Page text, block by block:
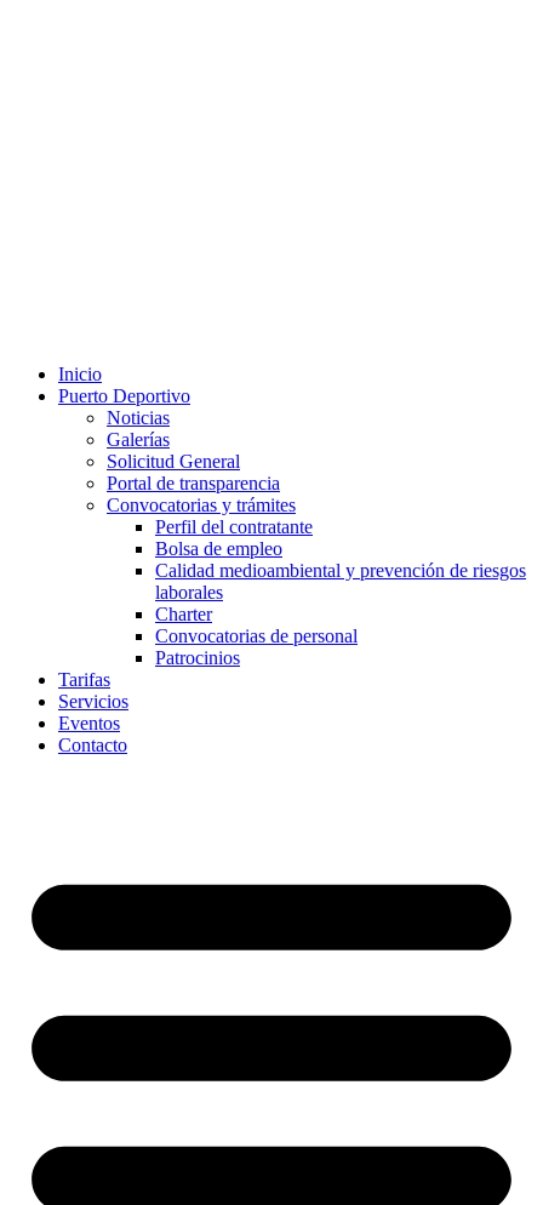
Inicio
Puerto Deportivo
Noticias
Galerías
Solicitud General
Portal de transparencia
Convocatorias y trámites
Perfil del contratante
Bolsa de empleo
Calidad medioambiental y prevención de riesgos
laborales
Charter
Convocatorias de personal
Patrocinios
Tarifas
Servicios
Eventos
Contacto